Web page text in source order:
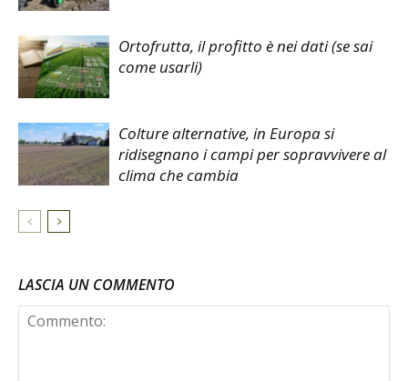
Ortofrutta, il profitto è nei dati (se sai
come usarli)
Colture alternative, in Europa si
ridisegnano i campi per sopravvivere al
clima che cambia
LASCIA UN COMMENTO